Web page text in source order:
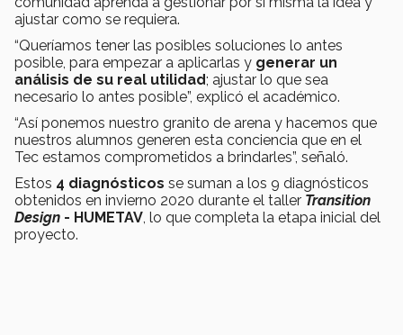
ajustar como se requiera.
“Queríamos tener las posibles soluciones lo antes
posible, para empezar a aplicarlas y generar un
análisis de su real utilidad; ajustar lo que sea
necesario lo antes posible”, explicó el académico.
“Así ponemos nuestro granito de arena y hacemos que
nuestros alumnos generen esta conciencia que en el
Tec estamos comprometidos a brindarles”, señaló.
Estos 4 diagnósticos se suman a los 9 diagnósticos
obtenidos en invierno 2020 durante el taller Transition
Design - HUMETAV , lo que completa la etapa inicial del
proyecto.